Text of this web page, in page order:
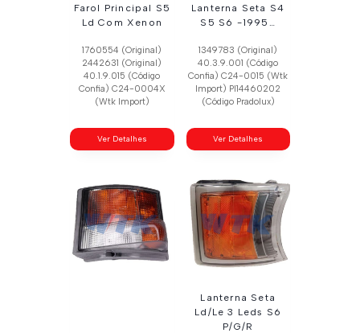
Farol Principal S5
Ld Com Xenon
1760554 (Original)
2442631 (Original)
40.1.9.015 (Código
Confia) C24-0004X
(Wtk Import)
Ver Detalhes
Lanterna Seta S4
S5 S6 -1995…
1349783 (Original)
40.3.9.001 (Código
Confia) C24-0015 (Wtk
Import) Pl14460202
(Código Pradolux)
Ver Detalhes
Lanterna Seta
Ld/Le 3 Leds S6
P/G/R